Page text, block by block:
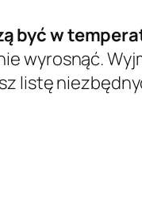
być w
wyrosnąć.
listę